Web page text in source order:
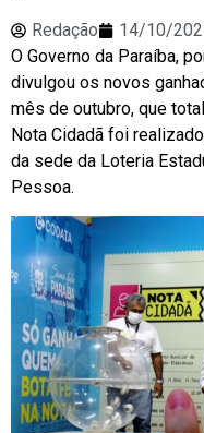
Redação
14/10/
O Governo da Paraíba,
divulgou os novos
mês de outubro, que
Nota Cidadã foi
da sede da Loteria
Pessoa.